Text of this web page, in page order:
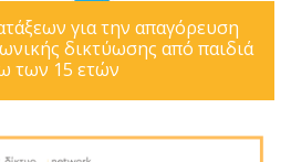
για την απαγόρευση
δικτύωσης από παιδιά
των 15 ετών